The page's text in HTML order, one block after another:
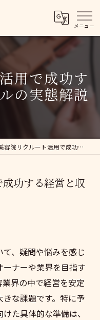
用で成功す
の実態解説
院リクルート活用で成功する経営と収益モデルの実態解説
功する経営と収
、疑問や悩みを感じ
ナーや業界を目指す
界の中で経営を安定
な課題です。特に予
た具体的な準備は、